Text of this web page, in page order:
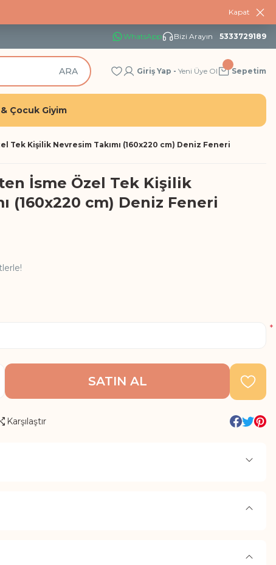
Kapat
WhatsApp Bizi Arayın 5333729189
ARA Giriş Yap - Yeni Üye Ol Sepetim
Çocuk Giyim
Tek Kişilik Nevresim Takımı (160x220 cm) Deniz Feneri
İsme Özel Tek Kişilik
(160x220 cm) Deniz Feneri
*
SATIN AL
Karşılaştır